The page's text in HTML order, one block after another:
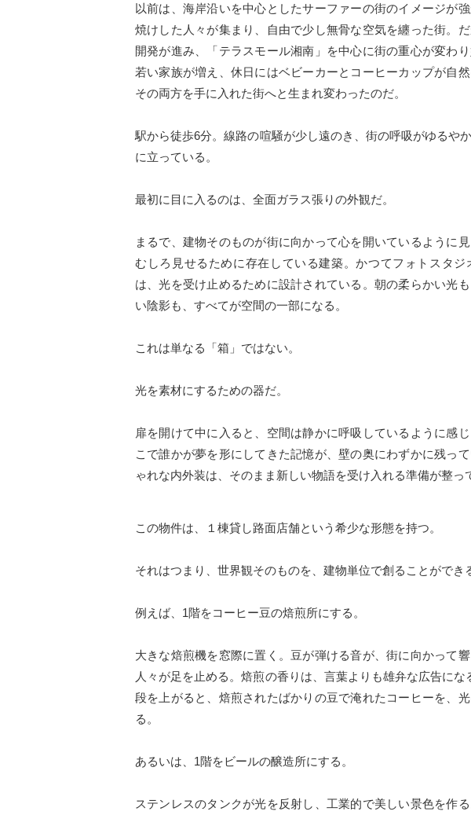
以前は、海岸沿いを中心としたサーファーの街のイメージが
焼けした人々が集まり、自由で少し無骨な空気を纏った街。
開発が進み、「テラスモール湘南」を中心に街の重心が変わ
若い家族が増え、休日にはベビーカーとコーヒーカップが自
その両方を手に入れた街へと生まれ変わったのだ。
駅から徒歩6分。線路の喧騒が少し遠のき、街の呼吸がゆるや
に立っている。
最初に目に入るのは、全面ガラス張りの外観だ。
まるで、建物そのものが街に向かって心を開いているように
むしろ見せるために存在している建築。かつてフォトスタ
は、光を受け止めるために設計されている。朝の柔らかい光
い陰影も、すべてが空間の一部になる。
これは単なる「箱」ではない。
光を素材にするための器だ。
扉を開けて中に入ると、空間は静かに呼吸しているように感
こで誰かが夢を形にしてきた記憶が、壁の奥にわずかに残っ
ゃれな内外装は、そのまま新しい物語を受け入れる準備が整っ
この物件は、１棟貸し路面店舗という希少な形態を持つ。
それはつまり、世界観そのものを、建物単位で創ることができ
例えば、1階をコーヒー豆の焙煎所にする。
大きな焙煎機を窓際に置く。豆が弾ける音が、街に向かって
人々が足を止める。焙煎の香りは、言葉よりも雄弁な広告に
段を上がると、焙煎されたばかりの豆で淹れたコーヒーを、
る。
あるいは、1階をビールの醸造所にする。
ステンレスのタンクが光を反射し、工業的で美しい景色を作